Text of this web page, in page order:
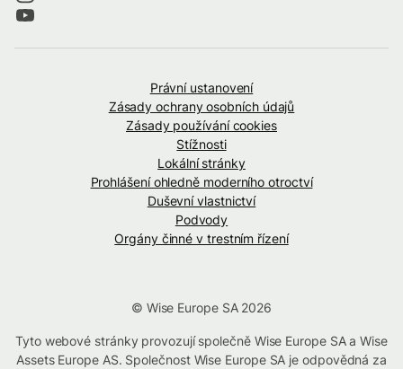
Právní ustanovení
Zásady ochrany osobních údajů
Zásady používání cookies
Stížnosti
Lokální stránky
Prohlášení ohledně moderního otroctví
Duševní vlastnictví
Podvody
Orgány činné v trestním řízení
© Wise Europe SA 2026
Tyto webové stránky provozují společně Wise Europe SA a Wise
Assets Europe AS. Společnost Wise Europe SA je odpovědná za